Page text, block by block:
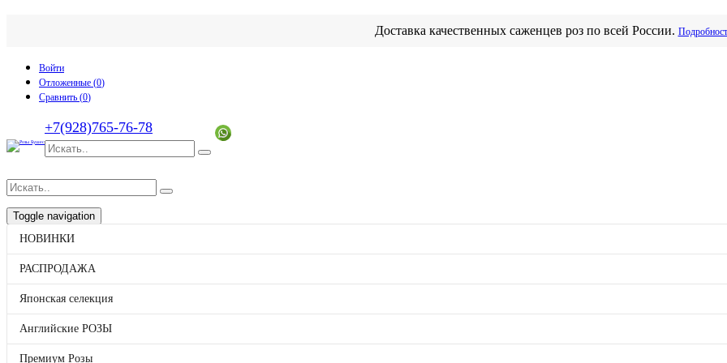
Доставка качественных саженцев роз по всей России.
Войти
Отложенные (0)
Сравнить (0)
+7(928)765-76-78
Toggle navigation
РАСПРОДАЖА
Японская селекция
Английские РОЗЫ
Премиум Розы
Флорибунда РОЗЫ
p
НОВИНКИ
РАСПРОДАЖА
Японская селекция
Английские РОЗЫ
Премиум Розы